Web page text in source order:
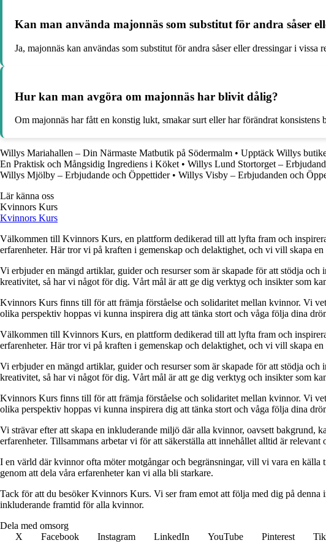
Kan man använda majonnäs som substitut för andra såser
Ja, majonnäs kan användas som substitut för andra såser eller dressingar i
Hur kan man avgöra om majonnäs har blivit dålig?
Om majonnäs har fått en konstig lukt, smakar surt eller har förändrat
Willys Mariahallen – Din Närmaste Matbutik på Södermalm • Upptäck Willys
En Praktisk och Mångsidig Ingrediens i Köket • Willys Lund Stortorget –
Willys Mjölby – Erbjudande och Öppettider• Willys Visby – Erbjudanden och
Lär känna oss
Kvinnors Kurs
Kvinnors Kurs
Välkommen till Kvinnors Kurs, en plattform dedikerad till att lyfta fram och
erfarenheter. Här tror vi på kraften i gemenskap och delaktighet, och vi vill skapa
Vi erbjuder en mängd artiklar, guider och resurser som är skapade för att stödja
kreativitet, så har vi något för dig. Vårt mål är att ge dig verktyg och insikter som
Kvinnors Kurs finns till för att främja förståelse och solidaritet mellan kvinnor. Vi
olika perspektiv hoppas vi kunna inspirera dig att tänka stort och våga följa dina
Välkommen till Kvinnors Kurs, en plattform dedikerad till att lyfta fram och
erfarenheter. Här tror vi på kraften i gemenskap och delaktighet, och vi vill skapa
Vi erbjuder en mängd artiklar, guider och resurser som är skapade för att stödja
kreativitet, så har vi något för dig. Vårt mål är att ge dig verktyg och insikter som
Kvinnors Kurs finns till för att främja förståelse och solidaritet mellan kvinnor. Vi
olika perspektiv hoppas vi kunna inspirera dig att tänka stort och våga följa dina
Vi strävar efter att skapa en inkluderande miljö där alla kvinnor, oavsett bakgrund,
erfarenheter. Tillsammans arbetar vi för att säkerställa att innehållet alltid är relevant
I en värld där kvinnor ofta möter motgångar och begränsningar, vill vi vara en
genom att dela våra erfarenheter kan vi alla bli starkare.
Tack för att du besöker Kvinnors Kurs. Vi ser fram emot att följa med dig på
inkluderande framtid för alla kvinnor.
Dela med omsorg
X
Facebook Instagram LinkedIn YouTube Pinterest